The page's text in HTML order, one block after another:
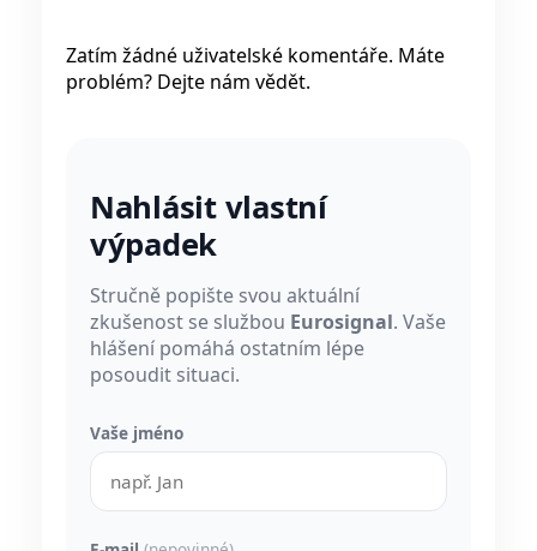
Zatím žádné uživatelské komentáře. Máte
problém? Dejte nám vědět.
Nahlásit vlastní
výpadek
Stručně popište svou aktuální
zkušenost se službou Eurosignal. Vaše
hlášení pomáhá ostatním lépe
posoudit situaci.
Vaše jméno